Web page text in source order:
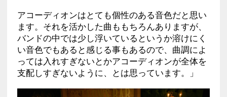
アコーディオンはとても個性のある音色だと思い
ます。それを活かした曲ももちろんありますが、
バンドの中では少し浮いているというか溶けにく
い音色でもあると感じる事もあるので、曲調によ
っては入れすぎないとかアコーディオンが全体を
支配しすぎないように、とは思っています。」